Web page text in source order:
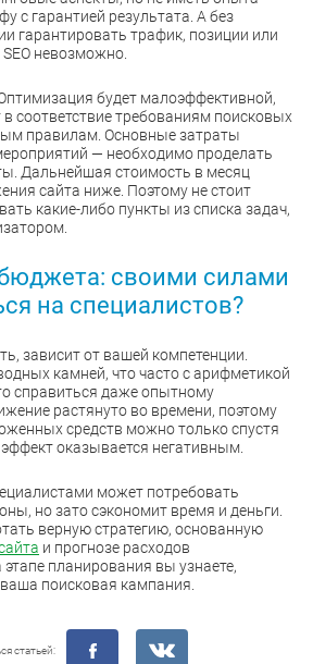
с гарантией результата. А без
гарантировать трафик, позиции или
невозможно.
будет малоэффективной,
в соответствие требованиям поисковых
правилам. Основные затраты
— необходимо проделать
Дальнейшая стоимость в месяц
сайта ниже. Поэтому не стоит
какие-либо пункты из списка задач,
своими силами
на специалистов?
зависит от вашей компетенции.
камней, что часто с арифметикой
справиться даже опытному
растянуто во времени, поэтому
средств можно только спустя
оказывается негативным.
может потребовать
но зато сэкономит время и деньги.
верную стратегию, основанную
и прогнозе расходов
планирования вы узнаете,
поисковая кампания.
статьей: